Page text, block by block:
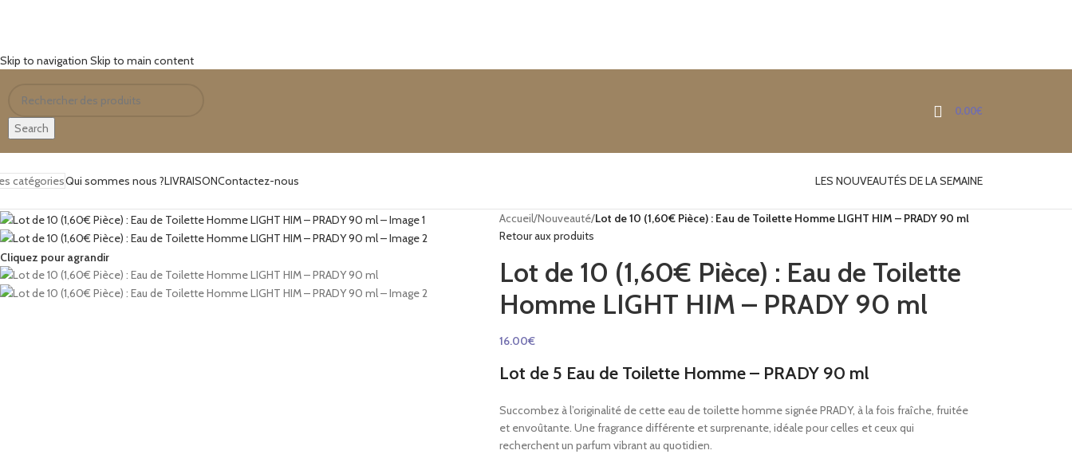
Skip to navigation Skip to main content
Search
0.00€
catégoriesQui sommes nous ?LIVRAISONContactez-nous LES NOUVEAUTÉS DE LA SEMAINE
Cliquez pour agrandir
Accueil/Nouveauté/Lot de 10 (1,60€ Pièce) : Eau de Toilette Homme LIGHT HIM – PRADY 90 ml
Retour aux produits
Lot de 10 (1,60€ Pièce) : Eau de Toilette
Homme LIGHT HIM – PRADY 90 ml
16.00€
Lot de 5 Eau de Toilette Homme – PRADY 90 ml
Succombez à l’originalité de cette eau de toilette homme signée PRADY, à la fois fraîche, fruitée
et envoûtante. Une fragrance différente et surprenante, idéale pour celles et ceux qui
recherchent un parfum vibrant au quotidien.